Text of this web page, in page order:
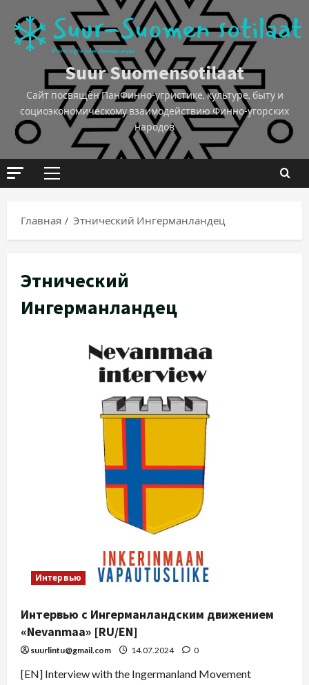
Suur Suomensotilaat
Сайт посвящён ПанФинно-угристике, культуре, быту и
социоэкономическому взаимодействию Финно-угорских
народов
Главная Этнический Ингерманландец
Этнический
Ингерманландец
Интервью
Интервью с Ингерманландским движением
«Nevanmaa» [RU/EN]
suurlintu@gmail.com 14.07.2024 0
[EN] Interview with the Ingermanland Movement